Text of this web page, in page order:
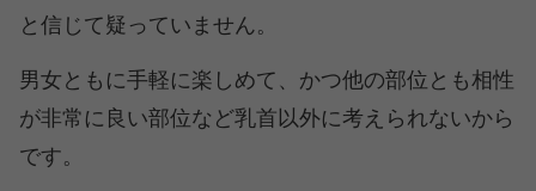
と信じて疑っていません。
男女ともに手軽に楽しめて、かつ他の部位とも相性
が非常に良い部位など乳首以外に考えられないから
です。